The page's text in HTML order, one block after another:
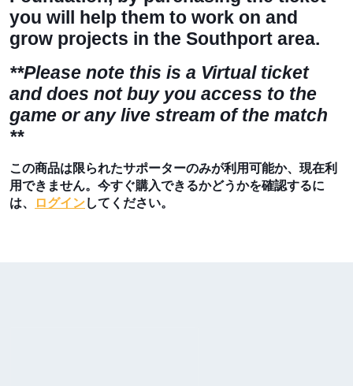
you will help them to work on and
grow projects in the Southport area.
**Please note this is a Virtual ticket
anddoes notbuy you access to the
game or any live stream of the match
**
この商品は限られたサポーターのみが利用可能か、現在利
用できません。今すぐ購入できるかどうかを確認するに
は、
ログインしてください。